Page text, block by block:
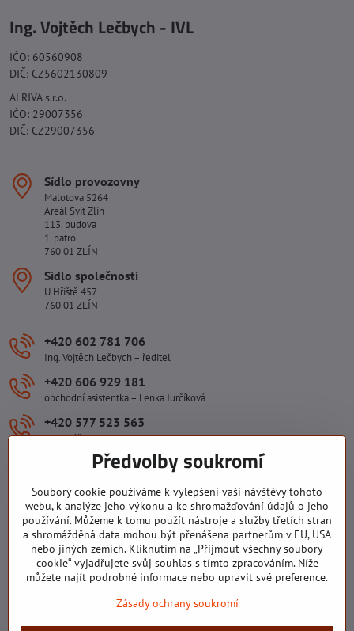
Ing. Vojtěch Lečbych - IVL
IČO: 60560908
DIČ: CZ5602130809
ALRIVA s.r.o.
IČO: 29007356
DIČ: CZ29007356
Sídlo provozovny
Malotova 5264
Areál Svit Zlín
113. budova
1. patro
760 01 ZLÍN
Sídlo společnosti
U Hřiště 457
760 01 ZLÍN
+420 602 781 706
Ing. Vojtěch Lečbych – ředitel
+420 606 929 181
obchodní asistentka – Lenka Jurčíková
+420 577 523 563
kancelář
ivlecbych​@seznam​.cz
Důležité odkazy
Všechny texty, obrázky a fotografie jsou majetkem společnosti Ing.
Vojtěch Lečbych - IVL. Kopírovat obsah těchto stránek můžete jen se
Předvolby soukromí
Soubory cookie používáme k vylepšení vaší návštěvy tohoto
webu, k analýze jeho výkonu a ke shromažďování údajů o jeho
používání. Můžeme k tomu použít nástroje a služby třetích stran
a shromážděná data mohou být přenášena partnerům v EU, USA
nebo jiných zemích. Kliknutím na „Přijmout všechny soubory
cookie“ vyjadřujete svůj souhlas s tímto zpracováním. Níže
můžete najít podrobné informace nebo upravit své preference.
Zásady ochrany soukromí